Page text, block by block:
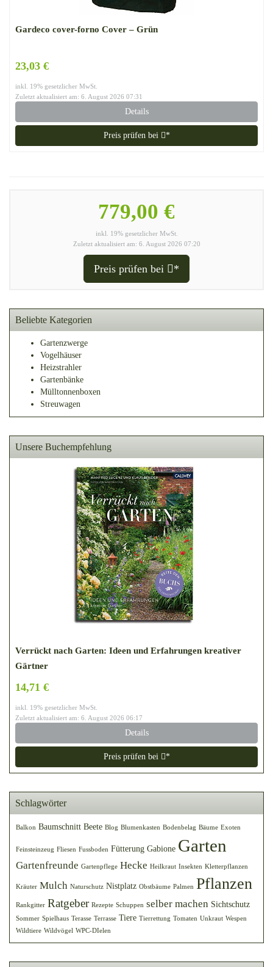
Gardeco cover-forno Cover – Grün
23,03 €
inkl. 19% gesetzlicher MwSt.
Zuletzt aktualisiert am: 6. August 2026 07:31
Details
Preis prüfen bei *
779,00 €
inkl. 19% gesetzlicher MwSt.
Zuletzt aktualisiert am: 6. August 2026 07:20
Preis prüfen bei *
Beliebte Kategorien
Gartenzwerge
Vogelhäuser
Heizstrahler
Gartenbänke
Mülltonnenboxen
Streuwagen
Unsere Buchempfehlung
Verrückt nach Garten: Ideen und Erfahrungen kreativer
Gärtner
14,71 €
inkl. 19% gesetzlicher MwSt.
Zuletzt aktualisiert am: 6. August 2026 06:17
Details
Preis prüfen bei *
Schlagwörter
Balkon Baumschnitt Beete Blog Blumenkasten Bodenbelag Bäume Exoten
Feinsteinzeug Fliesen Fussboden Fütterung Gabione Garten
Gartenfreunde Gartenpflege Hecke Heilkraut Insekten Kletterpflanzen
Kräuter Mulch Naturschutz Nistplatz Obstbäume Palmen Pflanzen
Rankgitter Ratgeber Rezepte Schuppen selber machen Sichtschutz
Sommer Spielhaus Terasse Terrasse Tiere Tierrettung Tomaten Unkraut Wespen
Wildtiere Wildvögel WPC-DIelen